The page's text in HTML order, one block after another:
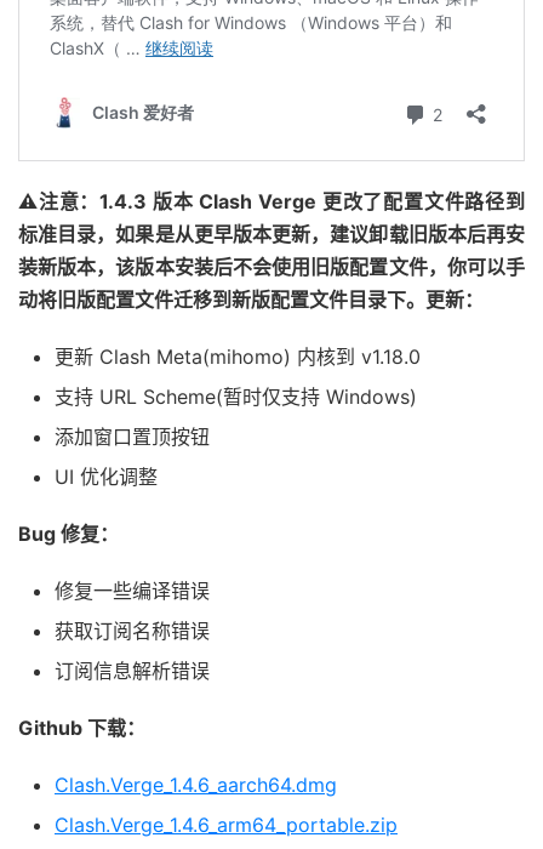
⚠注意：1.4.3 版本 Clash Verge 更改了配置文件路径到
标准目录，如果是从更早版本更新，建议卸载旧版本后再安
装新版本，该版本安装后不会使用旧版配置文件，你可以手
动将旧版配置文件迁移到新版配置文件目录下。 更新：
更新 Clash Meta(mihomo) 内核到 v1.18.0
支持 URL Scheme(暂时仅支持 Windows)
添加窗口置顶按钮
UI 优化调整
Bug 修复：
修复一些编译错误
获取订阅名称错误
订阅信息解析错误
Github 下载：
Clash.Verge_1.4.6_aarch64.dmg
Clash.Verge_1.4.6_arm64_portable.zip